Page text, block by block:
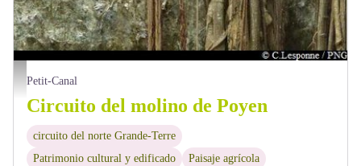
moulin de Poyen - PNG
Petit-Canal
Circuito del molino de Poyen
circuito del norte Grande-Terre
Patrimonio cultural y edificado
Paisaje agrícola